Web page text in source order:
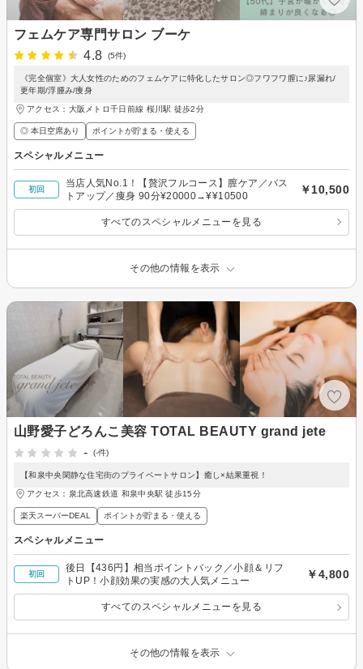
フェムケア専門サロン ブーケ
4.8
(5件)
《完全個室》大人女性のためのフェムケアに特化したサロン◎フワフワ膣に♪尿漏れ/
更年期/浮腫み/痩身
アクセス：大阪メトロ千日前線 桜川駅 徒歩2分
◎ 本日空席あり ポイントが貯まる・使える
スペシャルメニュー
初回
当店人気No.1！【贅沢フルコース】膣ケア／バス
トアップ／痩身 90分¥20000→¥¥10500
￥10,500
すべてのスペシャルメニューを見る
その他の情報を表示
山野愛子どろんこ美容 TOTAL BEAUTY grand jete
-
(-件)
【和泉中央閑静な住宅街のプライベートサロン】癒し×結果重視！
アクセス：泉北高速鉄道 和泉中央駅 徒歩15分
楽天スーパーDEAL ポイントが貯まる・使える
スペシャルメニュー
初回
後日【436円】相当ポイントバック／小顔＆リフ
トUP！小顔効果の実感の大人気メニュー
￥4,800
すべてのスペシャルメニューを見る
その他の情報を表示